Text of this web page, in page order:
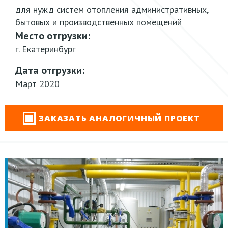
для нужд систем отопления административных,
бытовых и производственных помещений
Место отгрузки:
г. Екатеринбург
Дата отгрузки:
Март 2020
ЗАКАЗАТЬ АНАЛОГИЧНЫЙ ПРОЕКТ